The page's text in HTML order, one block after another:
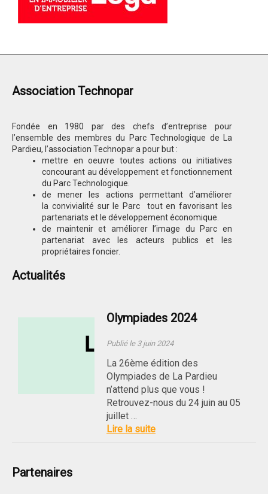
Association Technopar
Fondée en 1980 par des chefs d’entreprise pour
l’ensemble des membres du Parc Technologique de La
Pardieu, l’association Technopar a pour but :
mettre en oeuvre toutes actions ou initiatives
concourant au développement et fonctionnement
du Parc Technologique.
de mener les actions permettant d’améliorer
la convivialité sur le Parc tout en favorisant les
partenariats et le développement économique.
de maintenir et améliorer l’image du Parc en
partenariat avec les acteurs publics et les
propriétaires foncier.
Actualités
Olympiades 2024
Publié le 3 juin 2024
La 26ème édition des
Olympiades de La Pardieu
n’attend plus que vous !
Retrouvez-nous du 24 juin au 05
juillet …
Lire la suite
Partenaires